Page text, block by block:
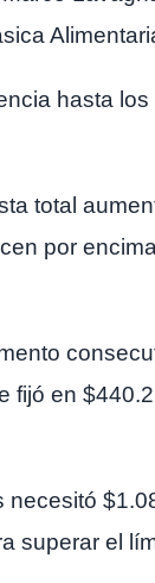
hasta
total
por
fijó en
superar el